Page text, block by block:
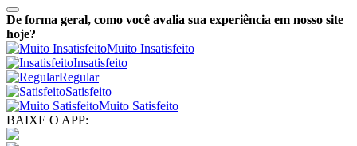
De forma geral, como você avalia sua experiência em nosso site
hoje?
Muito Insatisfeito
Insatisfeito
Regular
Satisfeito
Muito Satisfeito
BAIXE O APP: